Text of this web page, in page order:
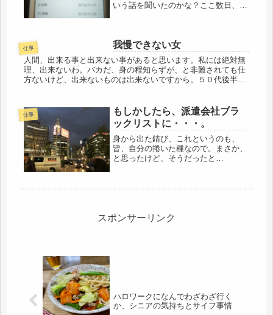
いう話を聞いたのかな？ここ数日、そ
ルに、臨界状態に近いです。バシッと
言っちゃお...
仕事 我慢できない女
人間、出来る事と出来ない事があると思います。私には絶対無
理、出来ないわ。バカだ、身の程知らずが、と非難されても仕
方ないけど、出来ないものは出来ないですから。５０代後半で
仕事
もしかしたら、派遣会社ブラ
ックリストに・・・。
身から出た錆び、これというのも、
皆、自分の捲いた種なので。まさか、
と思ったけど、そうだったと
スポンサーリンク
ハロワークになんでわざわざ行く
か、シニアの気持ちとサイフ事情